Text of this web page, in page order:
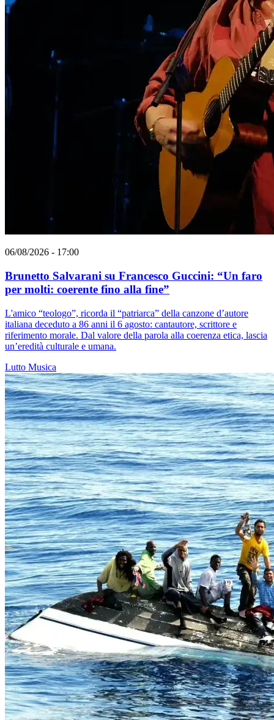
06/08/2026 - 17:00
Brunetto Salvarani su Francesco Guccini: “Un faro
per molti: coerente fino alla fine”
L'amico “teologo”, ricorda il “patriarca” della canzone d’autore
italiana deceduto a 86 anni il 6 agosto: cantautore, scrittore e
riferimento morale. Dal valore della parola alla coerenza etica, lascia
un’eredità culturale e umana.
Lutto Musica